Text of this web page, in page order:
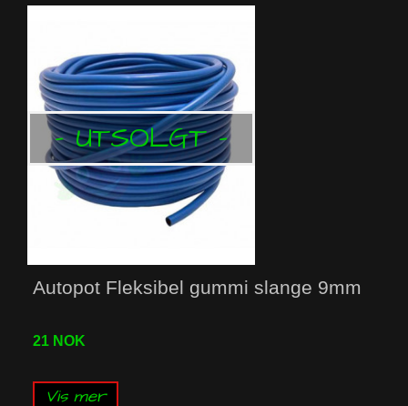
- UTSOLGT -
Autopot Fleksibel gummi slange 9mm
21 NOK
Vis mer